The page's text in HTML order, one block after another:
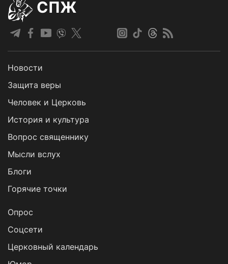
СПЖ
Новости
Защита веры
Человек и Церковь
История и культура
Вопрос священнику
Мысли вслух
Блоги
Горячие точки
Опрос
Cоцсети
Церковный календарь